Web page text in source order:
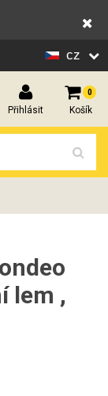
cz
Přihlásit
0
Košík
lem ,